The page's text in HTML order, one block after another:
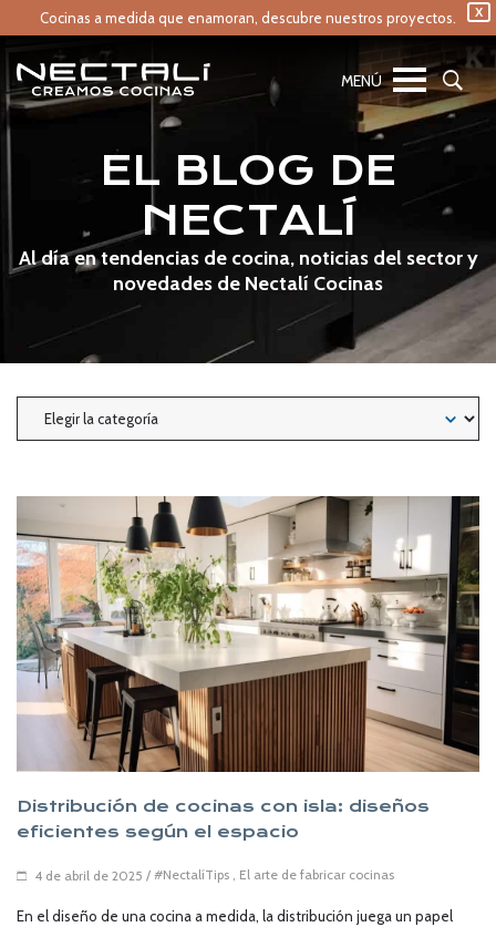
X
Cocinas a medida que enamoran, descubre nuestros proyectos.
EL BLOG DE
NECTALÍ
Al día en tendencias de cocina, noticias del sector y
novedades de Nectalí Cocinas
Distribución de cocinas con isla: diseños
eficientes según el espacio
4 de abril de 2025 / #NectalíTips El arte de fabricar cocinas
En el diseño de una cocina a medida, la distribución juega un papel